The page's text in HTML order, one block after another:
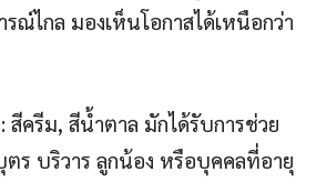
รณ์ไกล มองเห็นโอกาสได้เหนือกว่า
สีครีม, สีน้ำตาล มักได้รับการช่วย
ร บริวาร ลูกน้อง หรือบุคคลที่อายุ